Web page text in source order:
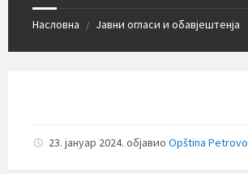
Насловна / Јавни огласи и обавјештенја
23. јануар 2024. објавио Opština Petrovo